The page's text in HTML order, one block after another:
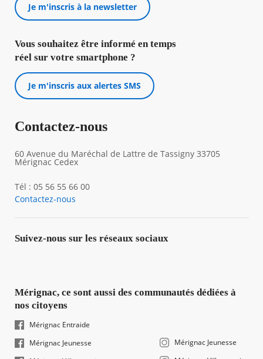
Je m'inscris à la newsletter
Vous souhaitez être informé en temps
réel sur votre smartphone ?
Je m'inscris aux alertes SMS
Contactez-nous
60 Avenue du Maréchal de Lattre de Tassigny 33705
Mérignac Cedex
Tél : 05 56 55 66 00
Contactez-nous
Suivez-nous sur les réseaux sociaux
Mérignac, ce sont aussi des communautés dédiées à
nos citoyens
Mérignac Entraide
Mérignac Jeunesse
Mérignac Jeunesse